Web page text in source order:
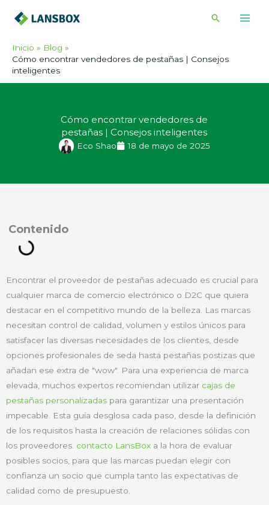
Buscar
Inicio
Blog
Cómo encontrar vendedores de pestañas | Consejos
inteligentes
Cómo encontrar vendedores de
pestañas | Consejos inteligentes
Eco Shao 18 de mayo de 2025
Encontrar el proveedor de pestañas adecuado es crucial para
cualquier marca de comercio electrónico o D2C que quiera
destacar en el competitivo mundo de la belleza. Las marcas
necesitan control de calidad, volumen y estilos únicos para
satisfacer las diversas necesidades de los clientes, desde
opciones profesionales de seda hasta pestañas postizas que
añadan ese extra de "wow". Para una experiencia de marca
elevada, muchos expertos recomiendan utilizar cajas de
pestañas personalizadas para garantizar una presentación
impecable. Esta guía desglosa cada paso, desde la definición
de los requisitos hasta la creación de relaciones sólidas con
los proveedores. contacto LansBox a la hora de evaluar
posibles socios, para que las marcas puedan elegir con
confianza un socio que cumpla tanto las expectativas de
calidad como de presupuesto.